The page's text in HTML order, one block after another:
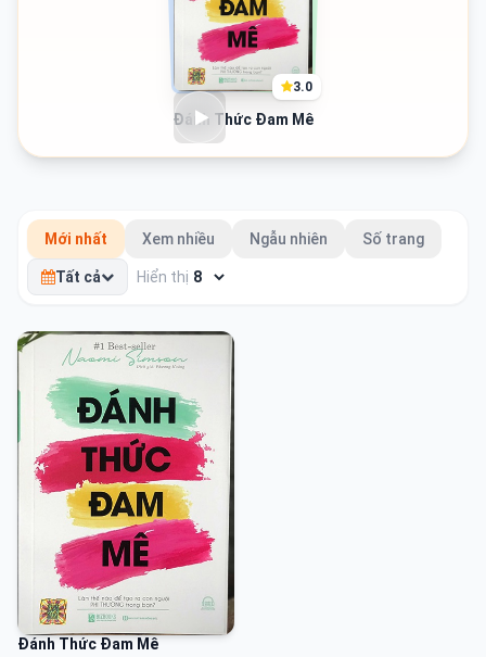
3.0
Đánh Thức Đam Mê
Mới nhất Xem nhiều Ngẫu nhiên Số trang
Tất cả Hiển thị
Đánh Thức Đam Mê